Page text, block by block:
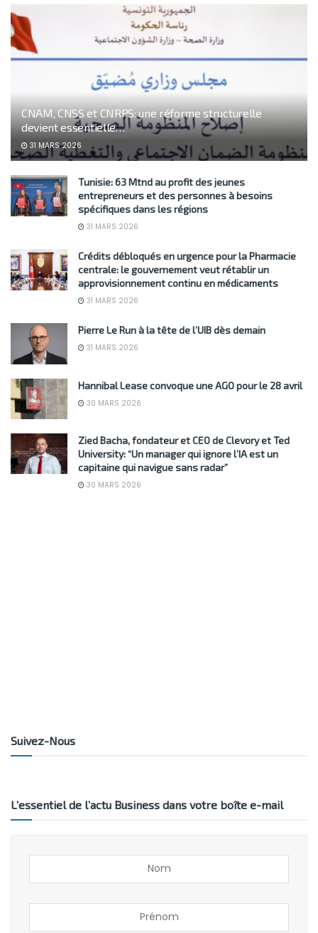
CNAM, CNSS et CNRPS: une réforme structurelle
devient essentielle…
31 MARS 2026
Tunisie: 63 Mtnd au profit des jeunes
entrepreneurs et des personnes à besoins
spécifiques dans les régions
31 MARS 2026
Crédits débloqués en urgence pour la Pharmacie
centrale: le gouvernement veut rétablir un
approvisionnement continu en médicaments
31 MARS 2026
Pierre Le Run à la tête de l’UIB dès demain
31 MARS 2026
Hannibal Lease convoque une AGO pour le 28 avril
30 MARS 2026
Zied Bacha, fondateur et CEO de Clevory et Ted
University: “Un manager qui ignore l’IA est un
capitaine qui navigue sans radar”
30 MARS 2026
Suivez-Nous
L’essentiel de l’actu Business dans votre boîte e-mail